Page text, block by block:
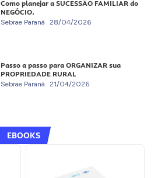
Como planejar a SUCESSÃO FAMILIAR do
NEGÓCIO.
Sebrae Paraná 28/04/2026
Passo a passo para ORGANIZAR sua
PROPRIEDADE RURAL
Sebrae Paraná 21/04/2026
EBOOKS